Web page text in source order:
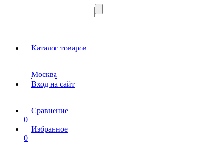
Каталог товаров
Москва
Вход на сайт
Сравнение
0
Избранное
0